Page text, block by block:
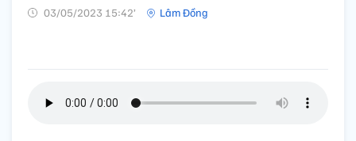
03/05/2023 15:42’ Lâm Đồng